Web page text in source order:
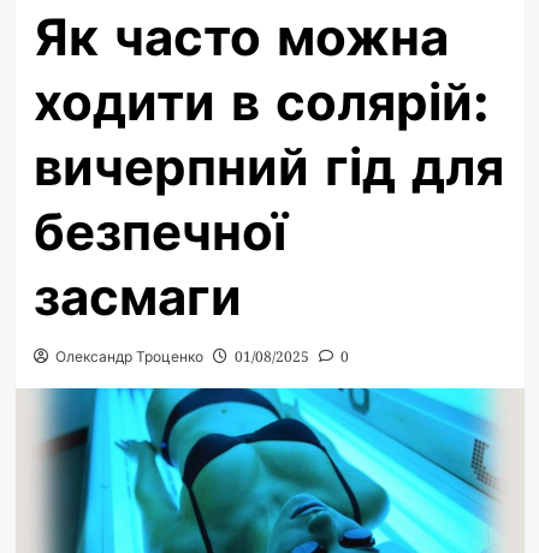
Як часто можна
ходити в солярій:
вичерпний гід для
безпечної
засмаги
Олександр Троценко 01/08/2025 0